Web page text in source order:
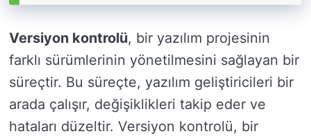
Versiyon kontrolü, bir yazılım projesinin
farklı sürümlerinin yönetilmesini sağlayan bir
süreçtir. Bu süreçte, yazılım geliştiricileri bir
arada çalışır, değişiklikleri takip eder ve
hataları düzeltir. Versiyon kontrolü, bir